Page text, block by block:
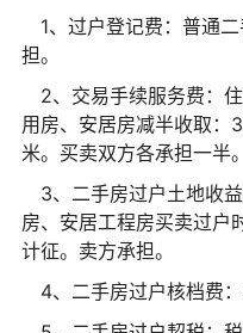
1、过户登记费：普通
担。
2、交易手续服务费：
用房、安居房减半收取：
米。买卖双方各承担一半。
3、二手房过户土地收
房、安居工程房买卖过户
计征。卖方承担。
4、二手房过户核档费